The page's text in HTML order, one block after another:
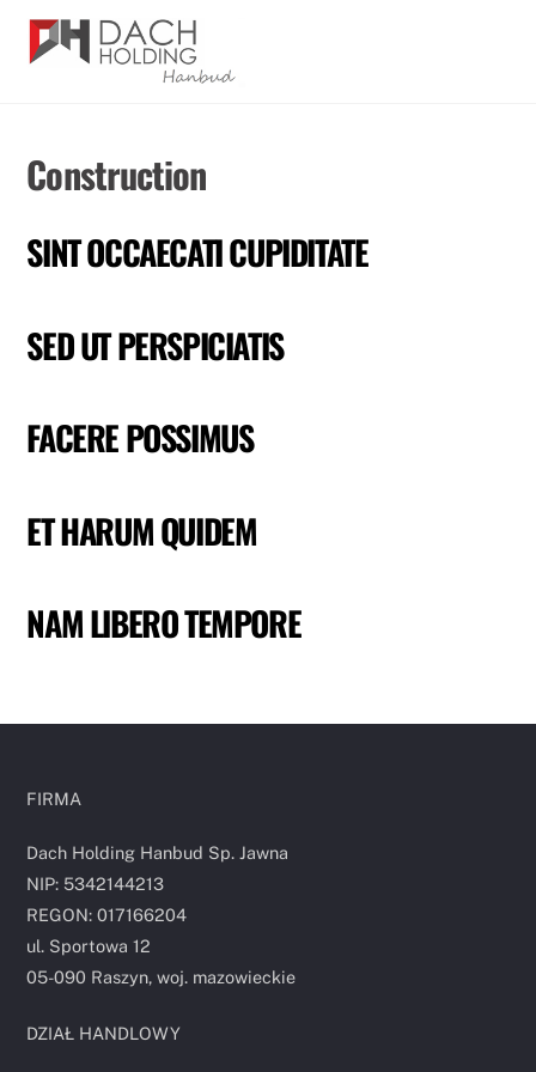
Skip
Construction
SINT OCCAECATI CUPIDITATE
SED UT PERSPICIATIS
FACERE POSSIMUS
ET HARUM QUIDEM
NAM LIBERO TEMPORE
FIRMA
Dach Holding Hanbud Sp. Jawna
NIP: 5342144213
REGON: 017166204
ul. Sportowa 12
05-090 Raszyn, woj. mazowieckie
DZIAŁ HANDLOWY